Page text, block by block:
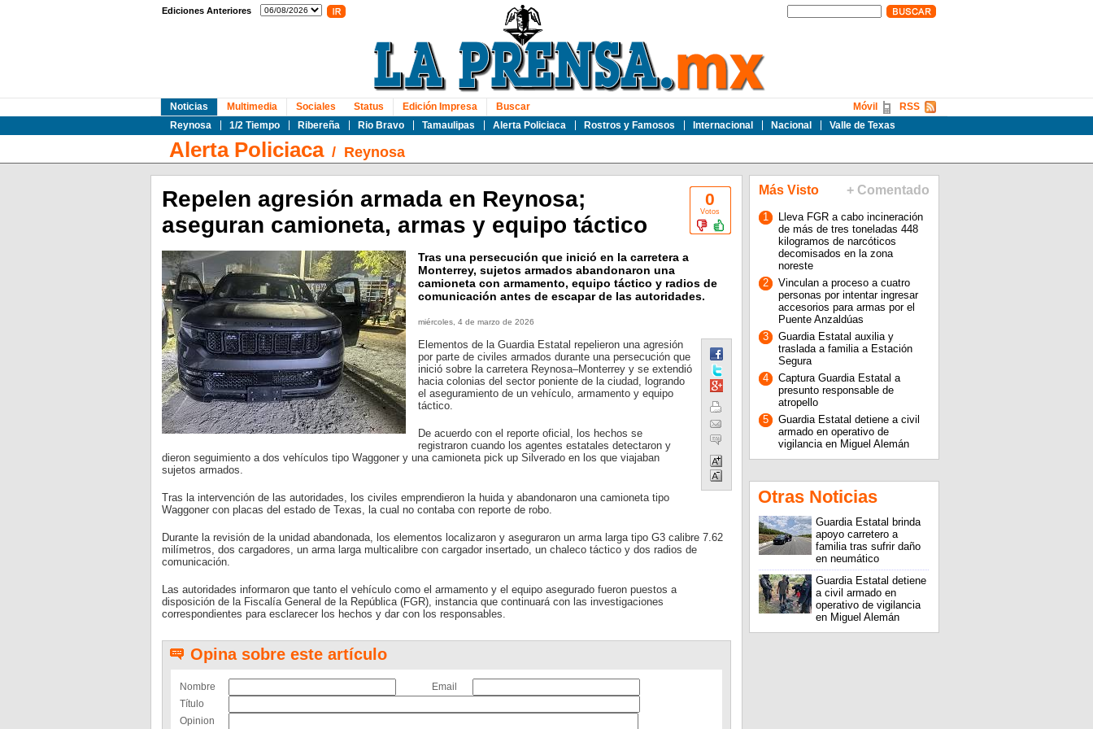
Ediciones Anteriores
Noticias
Reynosa
1/2 Tiempo Ribereña Rio Bravo Tamaulipas Alerta Policiaca Rostros y Famosos Internacional Nacional Valle de Texas
Multimedia Sociales Status Edición Impresa Buscar RSS
Móvil
Alerta Policiaca/ Reynosa
0
Votos
Repelen agresión armada en Reynosa;
aseguran camioneta, armas y equipo táctico
Tras una persecución que inició en la carretera a
Monterrey, sujetos armados abandonaron una
camioneta con armamento, equipo táctico y radios de
comunicación antes de escapar de las autoridades.
miércoles, 4 de marzo de 2026
Elementos de la Guardia Estatal repelieron una agresión
por parte de civiles armados durante una persecución que
inició sobre la carretera Reynosa–Monterrey y se extendió
hacia colonias del sector poniente de la ciudad, logrando
el aseguramiento de un vehículo, armamento y equipo
táctico.
De acuerdo con el reporte oficial, los hechos se
registraron cuando los agentes estatales detectaron y
dieron seguimiento a dos vehículos tipo Waggoner y una camioneta pick up Silverado en los que viajaban
sujetos armados.
Tras la intervención de las autoridades, los civiles emprendieron la huida y abandonaron una camioneta tipo
Waggoner con placas del estado de Texas, la cual no contaba con reporte de robo.
Durante la revisión de la unidad abandonada, los elementos localizaron y aseguraron un arma larga tipo G3 calibre 7.62
milímetros, dos cargadores, un arma larga multicalibre con cargador insertado, un chaleco táctico y dos radios de
comunicación.
Las autoridades informaron que tanto el vehículo como el armamento y el equipo asegurado fueron puestos a
disposición de la Fiscalía General de la República (FGR), instancia que continuará con las investigaciones
correspondientes para esclarecer los hechos y dar con los responsables.
Opina sobre este artículo
Nombre
Email
Título
Opinion
Más Visto + Comentado
1
Lleva FGR a cabo incineración
de más de tres toneladas 448
kilogramos de narcóticos
decomisados en la zona
noreste
2
Vinculan a proceso a cuatro
personas por intentar ingresar
accesorios para armas por el
Puente Anzaldúas
3
Guardia Estatal auxilia y
traslada a familia a Estación
Segura
4
Captura Guardia Estatal a
presunto responsable de
atropello
5
Guardia Estatal detiene a civil
armado en operativo de
vigilancia en Miguel Alemán
Otras Noticias
Guardia Estatal brinda
apoyo carretero a
familia tras sufrir daño
en neumático
Guardia Estatal detiene
a civil armado en
operativo de vigilancia
en Miguel Alemán